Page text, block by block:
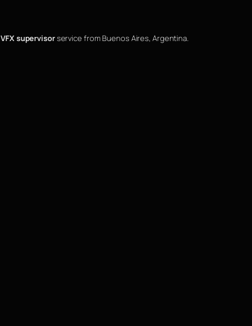
VFX supervisorservice from Buenos Aires, Argentina.